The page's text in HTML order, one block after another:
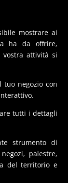
mostrare ai
ha da offrire,
attività si
negozio con
tutti i dettagli
strumento di
palestre,
del territorio e